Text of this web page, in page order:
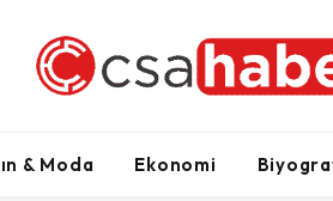
& Moda Ekonomi